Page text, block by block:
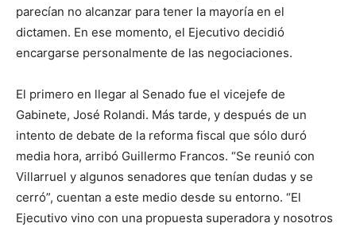
parecían no alcanzar para tener la mayoría en el
dictamen. En ese momento, el Ejecutivo decidió
encargarse personalmente de las negociaciones.
El primero en llegar al Senado fue el vicejefe de
Gabinete, José Rolandi. Más tarde, y después de un
intento de debate de la reforma fiscal que sólo duró
media hora, arribó Guillermo Francos. “Se reunió con
Villarruel y algunos senadores que tenían dudas y se
cerró”, cuentan a este medio desde su entorno. “El
Ejecutivo vino con una propuesta superadora y nosotros